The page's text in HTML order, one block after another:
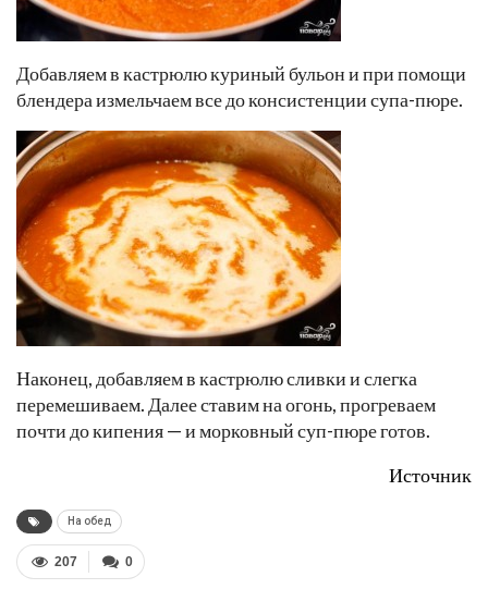
Добавляем в кастрюлю куриный бульон и при помощи
блендера измельчаем все до консистенции супа-пюре.
Наконец, добавляем в кастрюлю сливки и слегка
перемешиваем. Далее ставим на огонь, прогреваем
почти до кипения — и морковный суп-пюре готов.
Источник
На обед
0
207